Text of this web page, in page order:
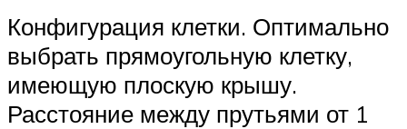
Конфигурация клетки. Оптимально
выбрать прямоугольную клетку,
имеющую плоскую крышу.
Расстояние между прутьями от 1